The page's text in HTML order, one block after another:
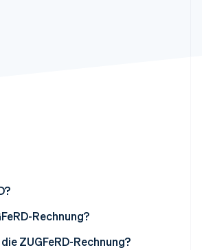
Rechnung?
ZUGFeRD-Rechnung?